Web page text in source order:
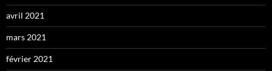
avril 2021
mars 2021
février 2021